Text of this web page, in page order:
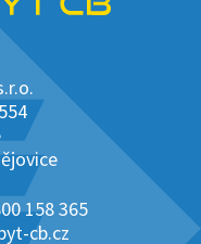
158 365
cb.cz